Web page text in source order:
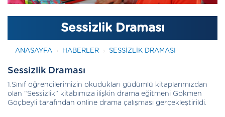
Sessizlik Draması
ANASAYFA HABERLER SESSIZLIK DRAMASI
Sessizlik Draması
1.Sınıf öğrencilerimizin okudukları güdümlü kitaplarımızdan
olan “Sessizlik” kitabımıza ilişkin drama eğitmeni Gökmen
Göçbeyli tarafından online drama çalışması gerçekleştirildi.